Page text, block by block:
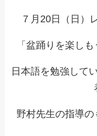
７月20日（日）
「盆踊りを楽し
日本語を勉強して
野村先生の指導